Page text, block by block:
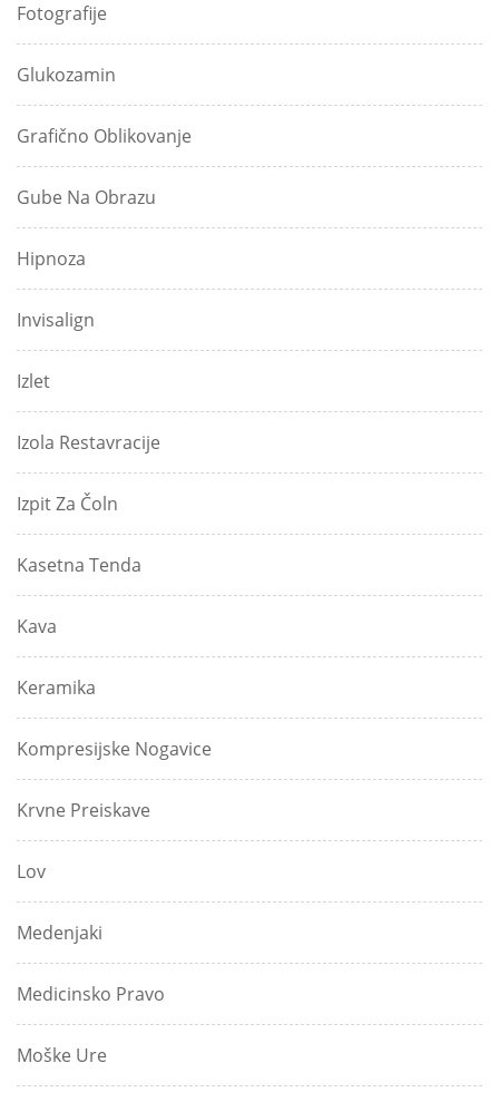
Fotografije
Glukozamin
Grafično Oblikovanje
Gube Na Obrazu
Hipnoza
Invisalign
Izlet
Izola Restavracije
Izpit Za Čoln
Kasetna Tenda
Kava
Keramika
Kompresijske Nogavice
Krvne Preiskave
Lov
Medenjaki
Medicinsko Pravo
Moške Ure